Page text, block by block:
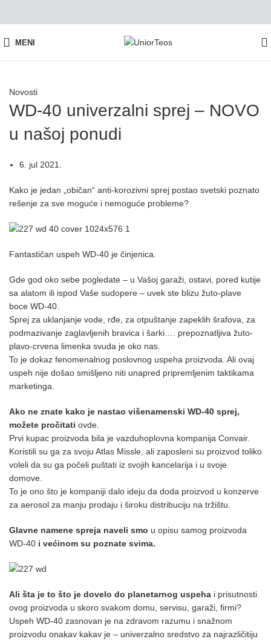
MENI
Novosti
WD-40 univerzalni sprej – NOVO
u našoj ponudi
6. jul 2021.
Kako je jedan „običan“ anti-korozivni sprej postao svetski poznato
rešenje za sve moguće i nemoguće probleme?
Fantastičan uspeh WD-40 je činjenica.
Gde god oko sebe pogledate – u Vašoj garaži, ostavi, pored kutije
sa alatom ili ispod Vaše sudopere – uvek ste blizu žuto-plave
boce WD-40.
Sprej za uklanjanje vode, rđe, za otpuštanje zapeklih šrafova, za
podmazivanje zaglavljenih bravica i šarki…. prepoznatljiva žuto-
plavo-crvena limenka svuda je oko nas.
To je dokaz fenomenalnog poslovnog uspeha proizvoda. Ali ovaj
uspeh nije došao smišljeno niti unapred pripremljenim taktikama
marketinga.
Ako ne znate kako je nastao višenamenski WD-40 sprej,
možete pročitati ovde.
Prvi kupac proizvoda bila je vazduhoplovna kompanija Convair.
Koristili su ga za svoju Atlas Missle, ali zaposleni su proizvod toliko
voleli da su ga počeli puštati iz svojih kancelarija i u svoje
domove.
To je ono što je kompaniji dalo ideju da doda proizvod u konzerve
za aerosol za manju prodaju i široku distribuciju na tržištu.
Glavne namene spreja naveli smo u opisu samog proizvoda
WD-40 i većinom su poznate svima.
Ali šta je to što je dovelo do planetarnog uspeha i prisutnosti
ovog proizvoda u skoro svakom domu, servisu, garaži, firmi?
Uspeh WD-40 zasnovan je na zdravom razumu i snažnom
proizvodu onakav kakav je – univerzalno sredstvo za najrazličitiju